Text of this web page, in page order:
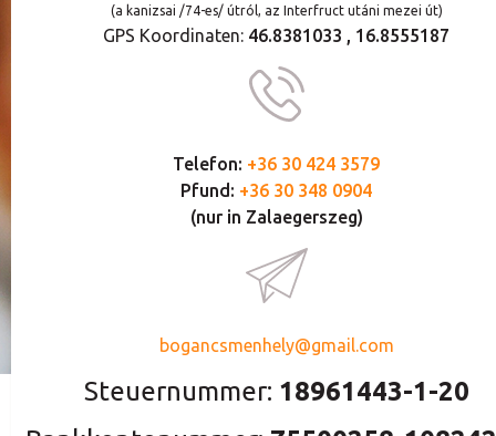
(a kanizsai /74-es/ útról, az Interfruct utáni mezei út)
GPS Koordinaten: 46.8381033 , 16.8555187
Telefon: +36 30 424 3579
Pfund: +36 30 348 0904
(nur in Zalaegerszeg)
bogancsmenhely@gmail.com
Steuernummer: 18961443-1-20